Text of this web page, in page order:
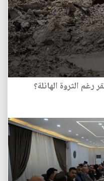
رغم الثروة الهائلة؟